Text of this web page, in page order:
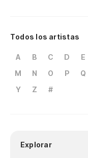
Todos los artistas
A B C D E
M
N O P Q
Y
Z #
Explorar